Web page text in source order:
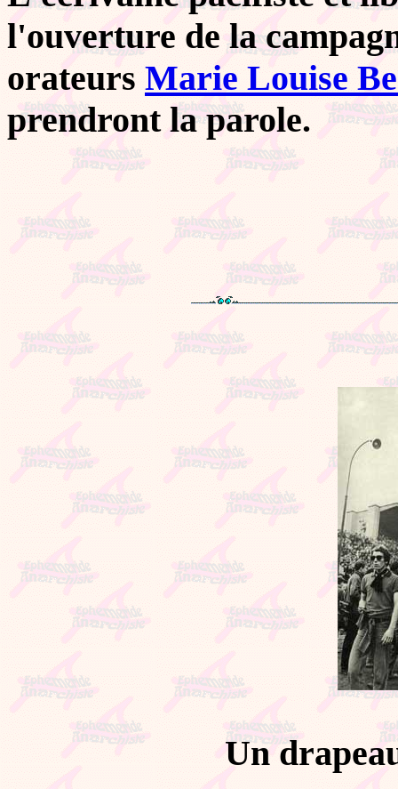
l'ouverture de la
orateurs Marie Louise
prendront la parole.
Un